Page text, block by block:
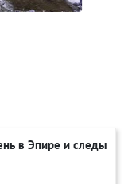
в Эпире и следы